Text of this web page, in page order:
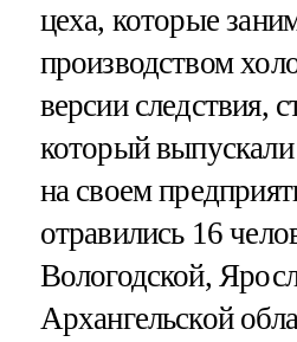
цеха, которые
производством
версии следствия,
который
на своем
отравились 16
Вологодской,
Архангельской